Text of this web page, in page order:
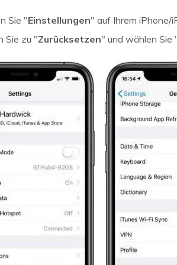
Sie "Einstellungen" auf Ihrem iPhone/
Sie zu "Zurücksetzen" und wählen Sie